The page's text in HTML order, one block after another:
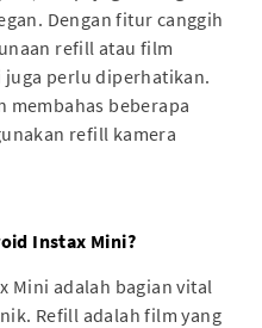
Dengan fitur canggih
refill atau film
juga perlu diperhatikan.
membahas beberapa
refill kamera
Instax Mini?
Mini adalah bagian vital
Refill adalah film yang